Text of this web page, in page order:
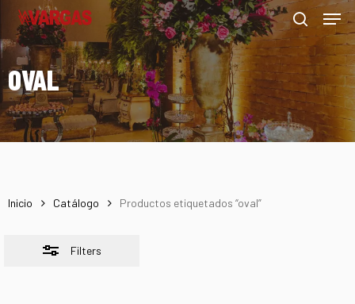
Skip
main
content
search
Menu
OVAL
Inicio Catálogo Productos etiquetados “oval”
Filters
Close
Filters
Menu